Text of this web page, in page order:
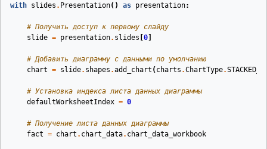
with slides . Presentation() as presentation:
# Получить доступ к первому слайду
slide = presentation. slides 0
# Добавить диаграмму с данными по умолчанию
chart = slide. shapes .add_chart ( charts .ChartType.
# Установка индекса листа данных диаграммы
defaultWorksheetIndex = 0
# Получение листа данных диаграммы
fact = chart . chart_data. chart_data_workbook